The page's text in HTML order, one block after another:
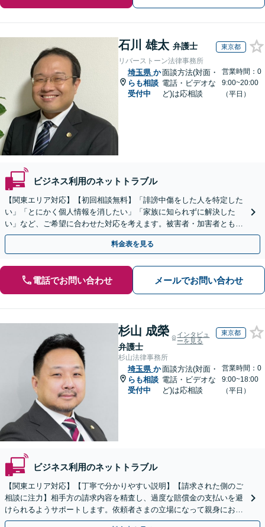
石川 雄太 弁護士 東京都
リバーストーン法律事務所
埼玉県 か
らも相談
受付中
面談方法(対面・
電話・ビデオな
ど)は応相談
営業時間：0
9:00~20:00
（平日）
ビジネス利用のネットトラブル
【関東エリア対応】【初回相談無料】「誹謗中傷をした人を特定した
い」「とにかく個人情報を消したい」「家族に知られずに解決した
い」など、ご希望に合わせた対応を考えます。被害者・加害者ともに
対応可。企業のネットトラブルもお任せ【土日祝対応可】
料金表を見る
電話でお問い合わせ メールでお問い合わせ
杉山 成榮
弁護士
インタビュ
ーを見る
東京都
杉山法律事務所
埼玉県 か
らも相談
受付中
面談方法(対面・
電話・ビデオな
ど)は応相談
営業時間：0
9:00~18:00
（平日）
ビジネス利用のネットトラブル
【関東エリア対応】【丁寧で分かりやすい説明】【請求された側のご
相談に注力】相手方の請求内容を精査し、過度な賠償金の支払いを避
けられるようサポートします。依頼者さまの立場になって親身にお話
を伺いますので、ぜひご相談ください。【WEB面談可】